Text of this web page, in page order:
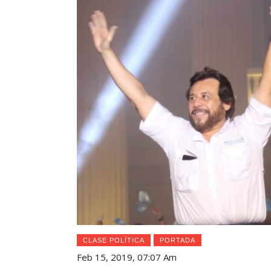
CLASE POLÍTICA PORTADA
Feb 15, 2019, 07:07 Am